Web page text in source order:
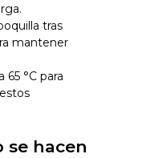
tras
mantener
65 °C para
se hacen